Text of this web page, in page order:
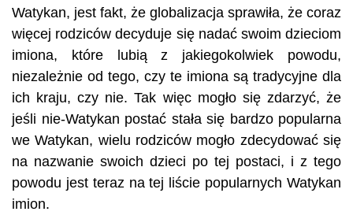
Watykan, jest fakt, że globalizacja sprawiła, że coraz
więcej rodziców decyduje się nadać swoim dzieciom
imiona, które lubią z jakiegokolwiek powodu,
niezależnie od tego, czy te imiona są tradycyjne dla
ich kraju, czy nie. Tak więc mogło się zdarzyć, że
jeśli nie-Watykan postać stała się bardzo popularna
we Watykan, wielu rodziców mogło zdecydować się
na nazwanie swoich dzieci po tej postaci, i z tego
powodu jest teraz na tej liście popularnych Watykan
imion.